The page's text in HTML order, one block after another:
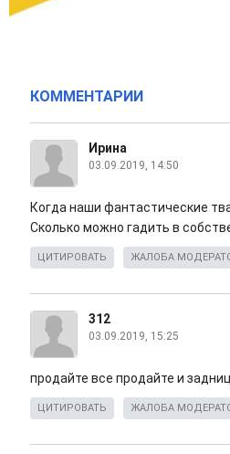
КОММЕНТАРИИ
Ирина
03.09.2019, 14:50
Когда наши фантастические
Сколько можно гадить в
ЦИТИРОВАТЬ ЖАЛОБА
312
03.09.2019, 15:25
продайте все продайте и
ЦИТИРОВАТЬ ЖАЛОБА